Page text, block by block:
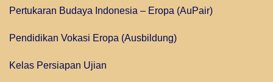
Pertukaran Budaya Indonesia – Eropa (AuPair)
Pendidikan Vokasi Eropa (Ausbildung)
Kelas Persiapan Ujian